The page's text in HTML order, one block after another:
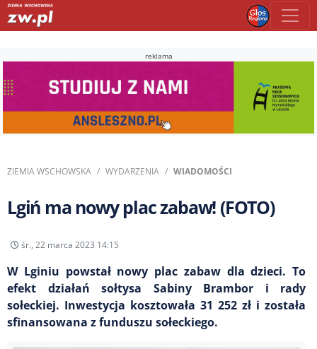
reklama
ZIEMIA WSCHOWSKA WYDARZENIA WIADOMOŚCI
Lgiń ma nowy plac zabaw! (FOTO)
śr., 22 marca 2023 14:15
W Lginiu powstał nowy plac zabaw dla dzieci. To
efekt działań sołtysa Sabiny Brambor i rady
sołeckiej. Inwestycja kosztowała 31 252 zł i została
sfinansowana z funduszu sołeckiego.